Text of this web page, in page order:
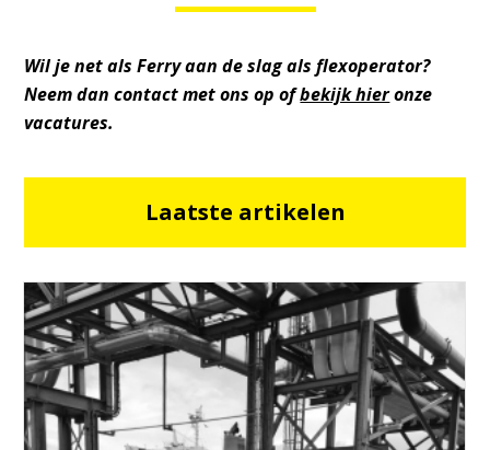
Wil je net als Ferry aan de slag als flexoperator?
Neem dan contact met ons op ofbekijk hieronze
vacatures.
Laatste artikelen